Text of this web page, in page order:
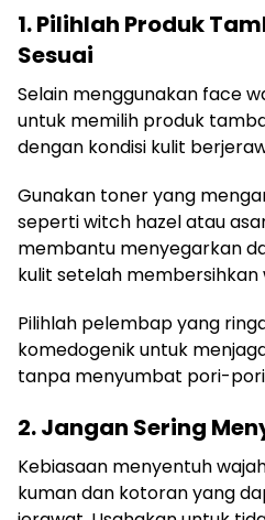
1. Pilihlah Produk
Sesuai
Selain menggunakan face
untuk memilih produk
dengan kondisi kulit
Gunakan toner yang
seperti witch hazel atau
membantu menyegarkan
kulit setelah membersihkan
Pilihlah pelembap yang
komedogenik untuk
tanpa menyumbat pori-
2. Jangan Sering
Kebiasaan menyentuh
kuman dan kotoran yang